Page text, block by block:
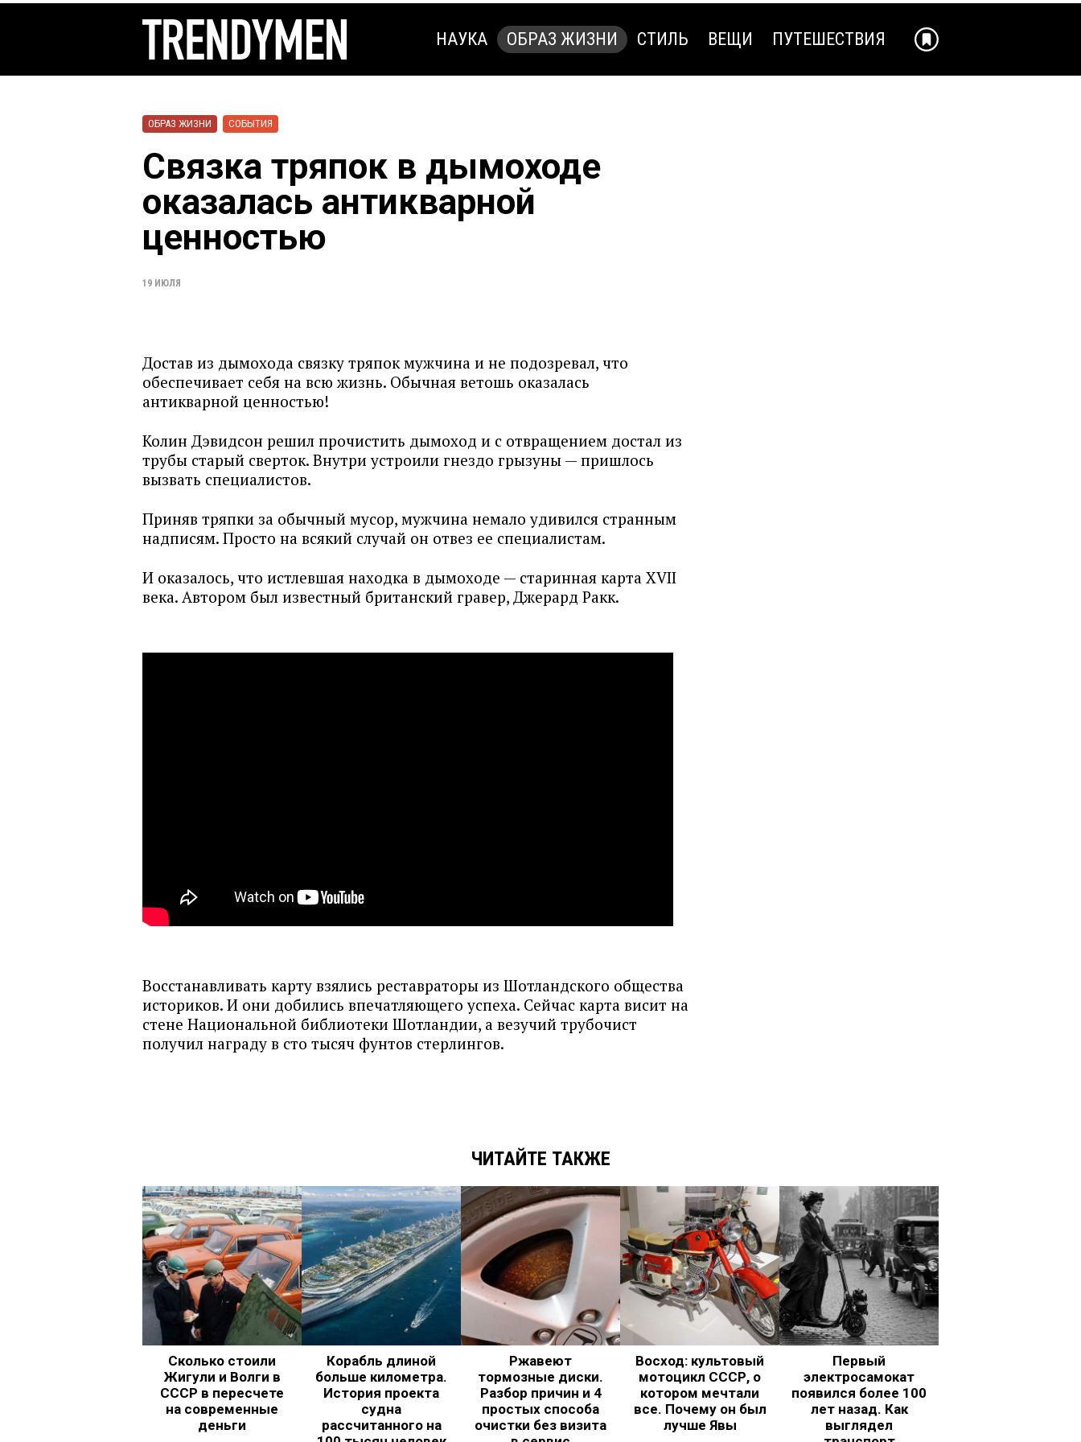
НАУКА ОБРАЗ ЖИЗНИ СТИЛЬ ВЕЩИ ПУТЕШЕСТВИЯ
ОБРАЗ ЖИЗНИ СОБЫТИЯ
Связка тряпок в дымоходе
оказалась антикварной
ценностью
19 ИЮЛЯ
Достав из дымохода связку тряпок мужчина и не подозревал, что
обеспечивает себя на всю жизнь. Обычная ветошь оказалась
антикварной ценностью!
Колин Дэвидсон решил прочистить дымоход и с отвращением достал из
трубы старый сверток. Внутри устроили гнездо грызуны — пришлось
вызвать специалистов.
Приняв тряпки за обычный мусор, мужчина немало удивился странным
надписям. Просто на всякий случай он отвез ее специалистам.
И оказалось, что истлевшая находка в дымоходе — старинная карта XVII
века. Автором был известный британский гравер, Джерард Ракк.
Восстанавливать карту взялись реставраторы из Шотландского общества
историков. И они добились впечатляющего успеха. Сейчас карта висит на
стене Национальной библиотеки Шотландии, а везучий трубочист
получил награду в сто тысяч фунтов стерлингов.
ЧИТАЙТЕ ТАКЖЕ
Сколько стоили
Жигули и Волги в
СССР в пересчете
на современные
деньги
Корабль длиной
больше километра.
История проекта
судна
рассчитанного на
Ржавеют
тормозные диски.
Разбор причин и 4
простых способа
очистки без визита
Восход: культовый
мотоцикл СССР, о
котором мечтали
все. Почему он был
лучше Явы
Первый
электросамокат
появился более 100
лет назад. Как
выглядел